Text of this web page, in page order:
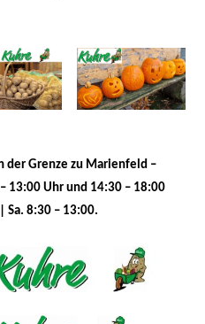
der Grenze zu Marienfeld –
13:00 Uhr und 14:30 – 18:00
Sa. 8:30 – 13:00.